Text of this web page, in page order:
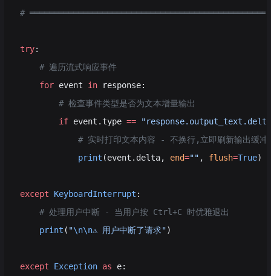
#
try:
    # 遍历流式响应事件
    for
event in response:
        # 检查事件类型是否为文本增量输出
        if
event.type ==
# 实时打印文本内容 - 不换行,立即刷新输出缓冲
            print
(event.delta, end="" , flush=True)
except KeyboardInterrupt :
    # 处理用户中断 - 当用户按 Ctrl+C 时优雅退出
    print
( "\n\n⚠️ 用户中断了请求")
except Exception as e: